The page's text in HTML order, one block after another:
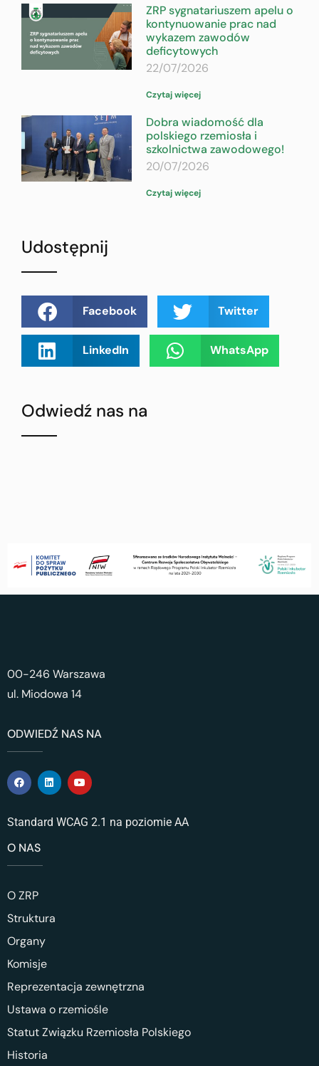
ZRP sygnatariuszem apelu o
kontynuowanie prac nad
wykazem zawodów
deficytowych
22/07/2026
Czytaj więcej
Dobra wiadomość dla
polskiego rzemiosła i
szkolnictwa zawodowego!
20/07/2026
Czytaj więcej
Udostępnij
Facebook Twitter
LinkedIn WhatsApp
Odwiedź nas na
00-246 Warszawa
ul. Miodowa 14
ODWIEDŹ NAS NA
Standard WCAG 2.1 na poziomie AA
O NAS
O ZRP
Struktura
Organy
Komisje
Reprezentacja zewnętrzna
Ustawa o rzemiośle
Statut Związku Rzemiosła Polskiego
Historia